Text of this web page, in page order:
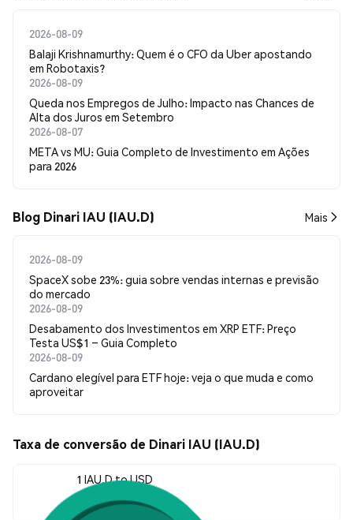
2026-08-09
Balaji Krishnamurthy: Quem é o CFO da Uber apostando
em Robotaxis?
2026-08-09
Queda nos Empregos de Julho: Impacto nas Chances de
Alta dos Juros em Setembro
2026-08-07
META vs MU: Guia Completo de Investimento em Ações
para 2026
Blog Dinari IAU (IAU.D) Mais
2026-08-09
SpaceX sobe 23%: guia sobre vendas internas e previsão
do mercado
2026-08-09
Desabamento dos Investimentos em XRP ETF: Preço
Testa US$1 – Guia Completo
2026-08-09
Cardano elegível para ETF hoje: veja o que muda e como
aproveitar
Taxa de conversão de Dinari IAU (IAU.D)
1 IAU.D to USD
--